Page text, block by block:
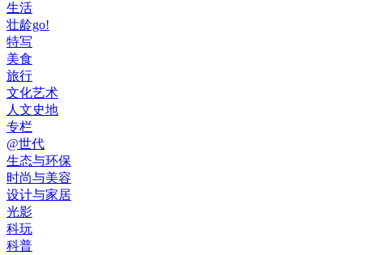
生活
壮龄go!
特写
美食
旅行
文化艺术
人文史地
专栏
@世代
生态与环保
时尚与美容
设计与家居
光影
科玩
科普